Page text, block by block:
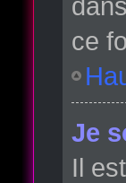
ce
Je
Il